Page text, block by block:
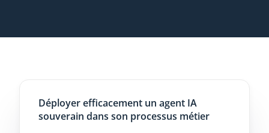
Déployer efficacement un agent IA
souverain dans son processus métier